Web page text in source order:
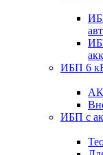
ИБП 6
ИБП с